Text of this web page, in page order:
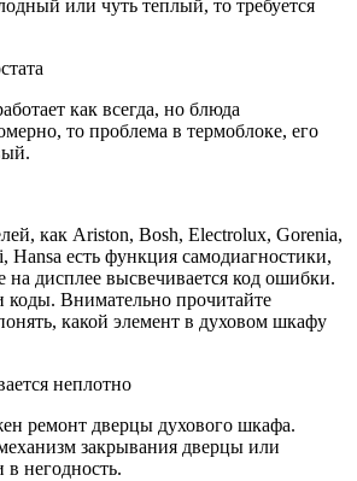
или чуть теплый, то требуется
как всегда, но блюда
то проблема в термоблоке, его
как Ariston, Bosh, Electrolux, Gorenia,
Hansa есть функция самодиагностики,
дисплее высвечивается код ошибки.
Внимательно прочитайте
какой элемент в духовом шкафу
неплотно
ремонт дверцы духового шкафа.
закрывания дверцы или
негодность.